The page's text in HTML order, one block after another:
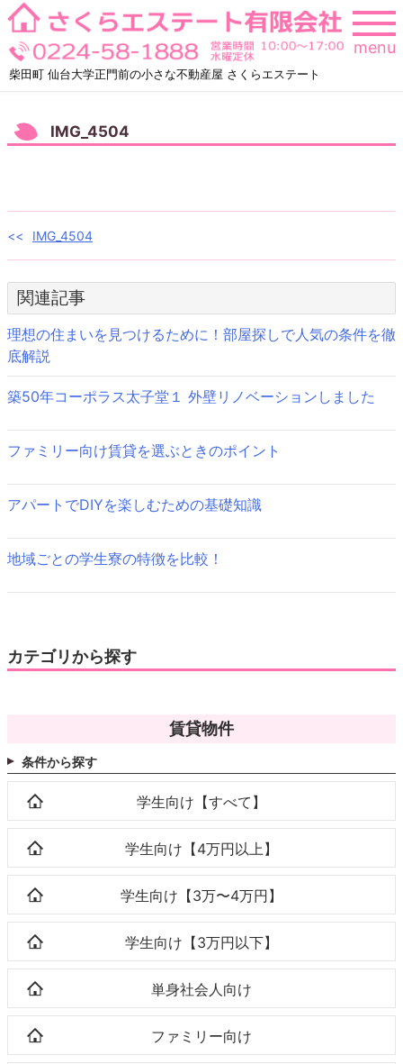
Skip
to
content
柴田町 仙台大学正門前の小さな不動産屋 さくらエステート
menu
IMG_4504
投
ナ
ビ
ゲ
ー
シ
ン
IMG_4504
関連記事
理想の住まいを見つけるために！部屋探しで人気の条件を徹
底解説
築50年コーポラス太子堂１ 外壁リノベーションしました
ファミリー向け賃貸を選ぶときのポイント
アパートでDIYを楽しむための基礎知識
地域ごとの学生寮の特徴を比較！
カテゴリから探す
賃貸物件
条件から探す
学生向け【すべて】
学生向け【4万円以上】
学生向け【3万〜4万円】
学生向け【3万円以下】
単身社会人向け
ファミリー向け